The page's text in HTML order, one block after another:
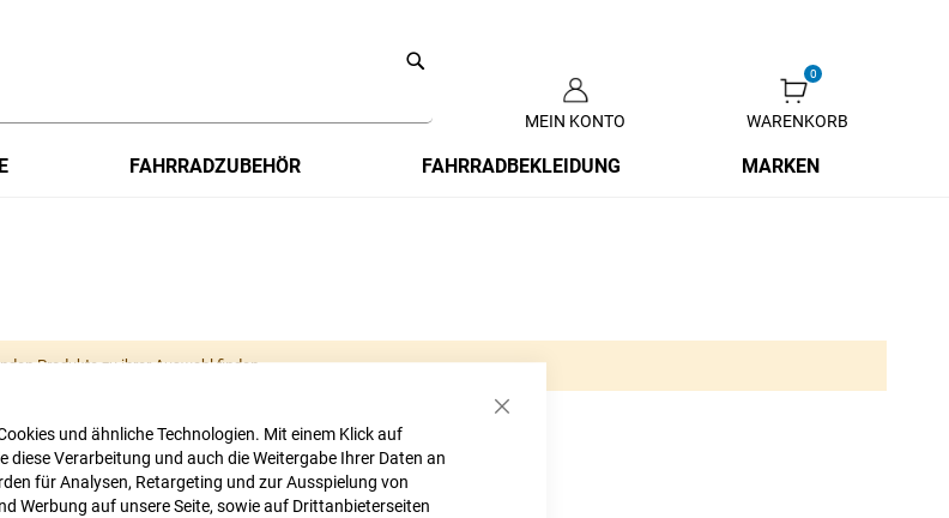
Schließen
und ähnliche Technologien. Mit einem Klick auf
diese Verarbeitung und auch die Weitergabe Ihrer Daten an
für Analysen, Retargeting und zur Ausspielung von
Werbung auf unsere Seite, sowie auf Drittanbieterseiten
Inhalt
MEIN KONTO WARENKORB
FAHRRADZUBEHÖR FAHRRADBEKLEIDUNG MARKEN
Produkte zu ihrer Auswahl finden.